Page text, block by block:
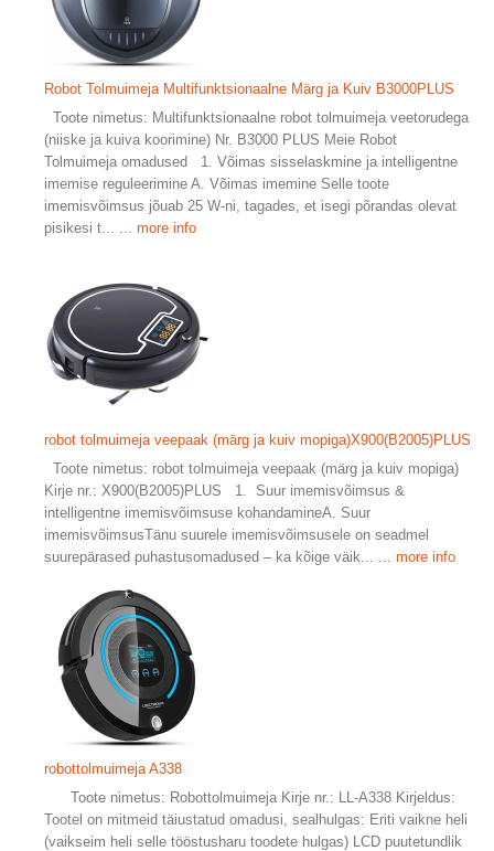
Robot Tolmuimeja Multifunktsionaalne Märg ja Kuiv B3000PLUS
Toote nimetus: Multifunktsionaalne robot tolmuimeja veetorudega
(niiske ja kuiva koorimine) Nr. B3000 PLUS Meie Robot
Tolmuimeja omadused 1. Võimas sisselaskmine ja intelligentne
imemise reguleerimine A. Võimas imemine Selle toote
imemisvõimsus jõuab 25 W-ni, tagades, et isegi põrandas olevat
pisikesi t...
... more info
robot tolmuimeja veepaak (märg ja kuiv mopiga)X900(B2005)PLUS
Toote nimetus: robot tolmuimeja veepaak (märg ja kuiv mopiga)
Kirje nr.: X900(B2005)PLUS 1. Suur imemisvõimsus &
intelligentne imemisvõimsuse kohandamineA. Suur
imemisvõimsusTänu suurele imemisvõimsusele on seadmel
suurepärased puhastusomadused – ka kõige väik...
... more info
robottolmuimeja A338
Toote nimetus: Robottolmuimeja Kirje nr.: LL-A338 Kirjeldus:
Tootel on mitmeid täiustatud omadusi, sealhulgas: Eriti vaikne heli
(vaikseim heli selle tööstusharu toodete hulgas) LCD puutetundlik